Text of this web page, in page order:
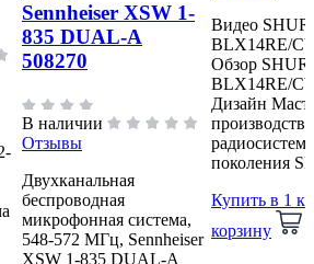
Sennheiser XSW 1-
835 DUAL-A
508270
В наличии
Отзывы
Двухканальная
беспроводная
микрофонная система,
548-572 МГц, Sennheiser
XSW 1-835 DUAL-A
Видео
BLX14RE/
Обзор
BLX14RE/
Дизайн
радиосистем
поколения
Купить в 1
корзину